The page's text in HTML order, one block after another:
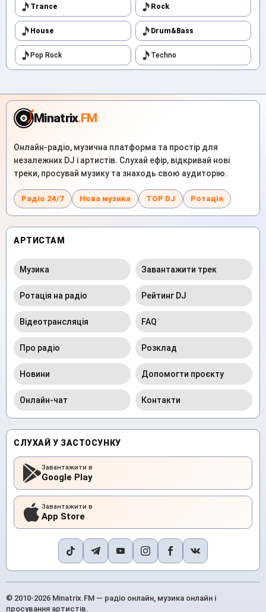
Trance Rock
House Drum&Bass
Pop Rock Techno
Minatrix.FM
Онлайн-радіо, музична платформа та простір для
незалежних DJ і артистів. Слухай ефір, відкривай нові
треки, просувай музику та знаходь свою аудиторію.
Радіо 24/7 Нова музика TOP DJ Ротація
АРТИСТАМ
Музика Завантажити трек
Ротація на радіо Рейтинг DJ
Відеотрансляція FAQ
Про радіо Розклад
Новини Допомогти проєкту
Онлайн-чат Контакти
СЛУХАЙ У ЗАСТОСУНКУ
Завантажити в
Google Play
Завантажити в
App Store
© 2010-2026 Minatrix.FM — радіо онлайн, музика онлайн і
просування артистів.